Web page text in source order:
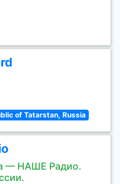
of Tatarstan, Russia
— НАШЕ Радио.